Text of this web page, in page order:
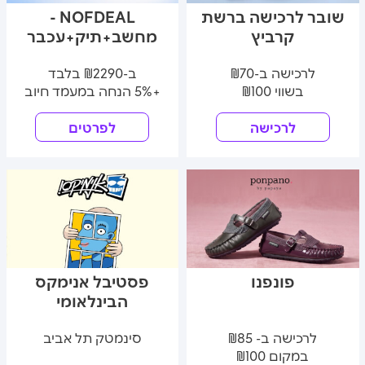
NOFDEAL -
מחשב+תיק+עכבר
ב-₪2290 בלבד
+5% הנחה במעמד חיוב
לפרטים
שובר לרכישה ברשת
קרביץ
לרכישה ב-₪70
בשווי ₪100
לרכישה
פסטיבל אנימקס
הבינלאומי
סינמטק תל אביב
פונפנו
לרכישה ב- ₪85
במקום ₪100